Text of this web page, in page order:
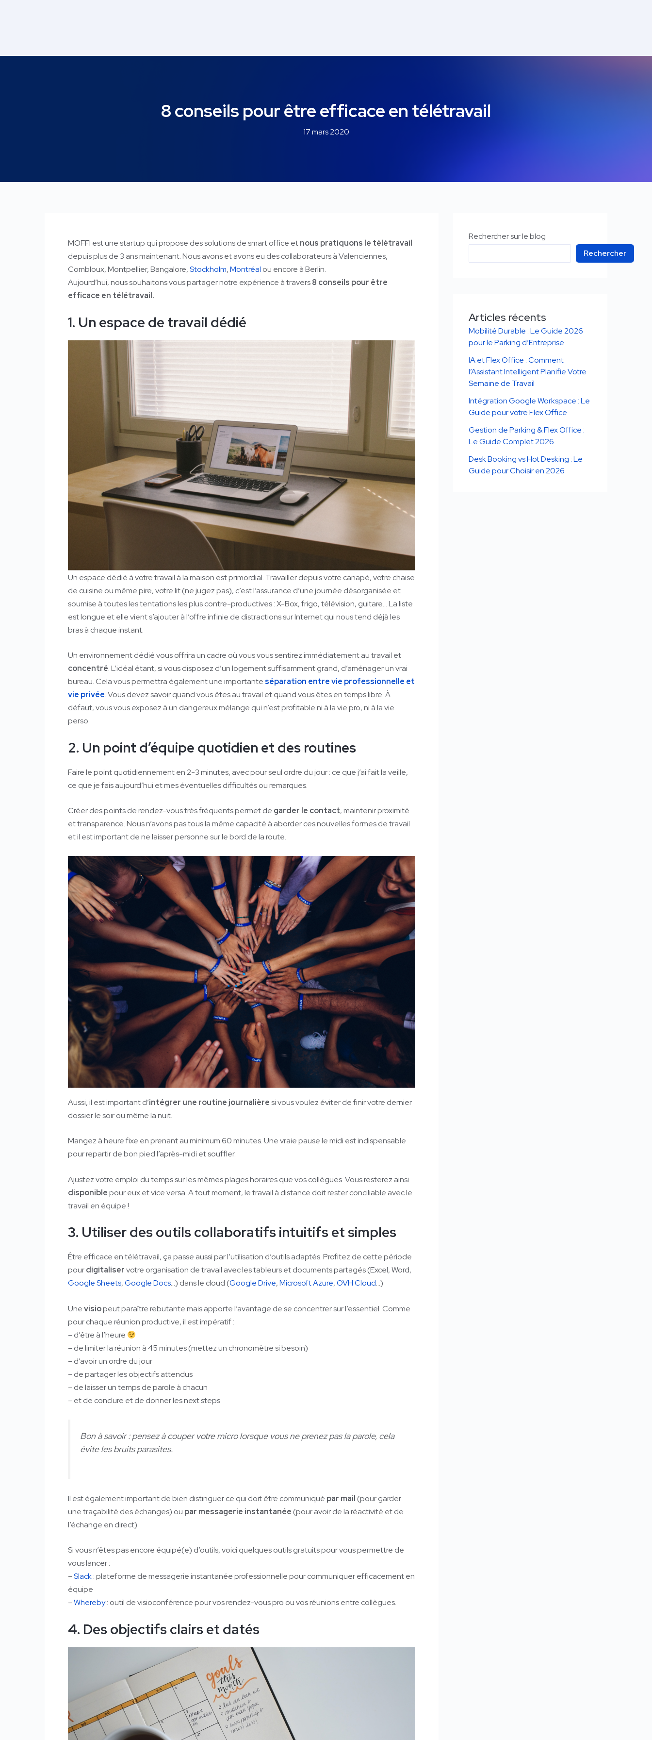
8 conseils pour être efficace en télétravail
17 mars 2020
MOFFI est une startup qui propose des solutions de smart office etnous pratiquons le télétravail
depuis plus de 3 ans maintenant. Nous avons et avons eu des collaborateurs à Valenciennes,
Combloux, Montpellier, Bangalore,Stockholm,Montréal ou encore à Berlin.
Aujourd’hui, nous souhaitons vous partager notre expérience à travers8 conseils pour être
efficace en télétravail.
1. Un espace de travail dédié
Un espace dédié à votre travail à la maison est primordial. Travailler depuis votre canapé, votre chaise
de cuisine ou même pire, votre lit (ne jugez pas), c’est l’assurance d’une journée désorganisée et
soumise à toutes les tentations les plus contre-productives : X-Box, frigo, télévision, guitare… La liste
est longue et elle vient s’ajouter à l’offre infinie de distractions sur Internet qui nous tend déjà les
bras à chaque instant.
Un environnement dédié vous offrira un cadre où vous vous sentirez immédiatement au travail et
concentré. L’idéal étant, si vous disposez d’un logement suffisamment grand, d’aménager un vrai
bureau. Cela vous permettra également une importante séparation entre vie professionnelle et
vie privée. Vous devez savoir quand vous êtes au travail et quand vous êtes en temps libre. À
défaut, vous vous exposez à un dangereux mélange qui n’est profitable ni à la vie pro, ni à la vie
perso.
2. Un point d’équipe quotidien et des routines
Faire le point quotidiennement en 2-3 minutes, avec pour seul ordre du jour : ce que j’ai fait la veille,
ce que je fais aujourd’hui et mes éventuelles difficultés ou remarques.
Créer des points de rendez-vous très fréquents permet de garder le contact, maintenir proximité
et transparence. Nous n’avons pas tous la même capacité à aborder ces nouvelles formes de travail
et il est important de ne laisser personne sur le bord de la route.
Aussi, il est important d’intégrer une routine journalièresi vous voulez éviter de finir votre dernier
dossier le soir ou même la nuit.
Mangez à heure fixe en prenant au minimum 60 minutes. Une vraie pause le midi est indispensable
pour repartir de bon pied l’après-midi et souffler.
Ajustez votre emploi du temps sur les mêmes plages horaires que vos collègues. Vous resterez ainsi
disponiblepour eux et vice versa. A tout moment, le travail à distance doit rester conciliable avec le
travail en équipe !
3. Utiliser des outils collaboratifs intuitifs et simples
Être efficace en télétravail, ça passe aussi par l’utilisation d’outils adaptés. Profitez de cette période
pourdigitaliservotre organisation de travail avec les tableurs et documents partagés (Excel, Word,
Google Sheets,Google Docs…) dans le cloud (Google Drive,Microsoft Azure,OVH Cloud…)
Unevisiopeut paraître rebutante mais apporte l’avantage de se concentrer sur l’essentiel. Comme
pour chaque réunion productive, il est impératif :
– d’être à l’heure
– de limiter la réunion à 45 minutes (mettez un chronomètre si besoin)
– d’avoir un ordre du jour
– de partager les objectifs attendus
– de laisser un temps de parole à chacun
– et de conclure et de donner les next steps
Bon à savoir : pensez à couper votre micro lorsque vous ne prenez pas la parole, cela
évite les bruits parasites.
Il est également important de bien distinguer ce qui doit être communiqué par mail(pour garder
une traçabilité des échanges) ou par messagerie instantanée(pour avoir de la réactivité et de
l’échange en direct).
Si vous n’êtes pas encore équipé(e) d’outils, voici quelques outils gratuits pour vous permettre de
vous lancer :
–Slack: plateforme de messagerie instantanée professionnelle pour communiquer efficacement en
équipe
–Whereby: outil de visioconférence pour vos rendez-vous pro ou vos réunions entre collègues.
4. Desobjectifs clairs et datés
Rechercher sur le blog
Rechercher
Articles récents
Mobilité Durable : Le Guide 2026
pour le Parking d’Entreprise
IA et Flex Office : Comment
l’Assistant Intelligent Planifie Votre
Semaine de Travail
Intégration Google Workspace : Le
Guide pour votre Flex Office
Gestion de Parking & Flex Office :
Le Guide Complet 2026
Desk Booking vs Hot Desking : Le
Guide pour Choisir en 2026